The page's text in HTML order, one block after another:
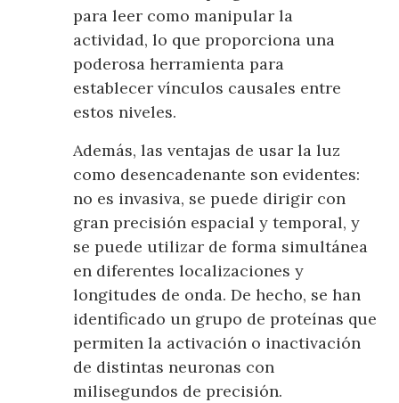
para leer como manipular la
actividad, lo que proporciona una
poderosa herramienta para
establecer vínculos causales entre
estos niveles.
Además, las ventajas de usar la luz
como desencadenante son evidentes:
no es invasiva, se puede dirigir con
gran precisión espacial y temporal, y
se puede utilizar de forma simultánea
en diferentes localizaciones y
longitudes de onda. De hecho, se han
identificado un grupo de proteínas que
permiten la activación o inactivación
de distintas neuronas con
milisegundos de precisión.